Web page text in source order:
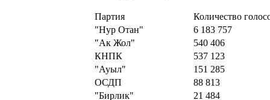
Партия
Количество
"Нур Отан"
6 183 757
"Ак Жол"
540 406
КНПК
537 123
"Ауыл"
151 285
ОСДП
88 813
"Бирлик"
21 484